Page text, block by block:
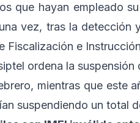
que hayan empleado
vez, tras la detección
Fiscalización e
ordena la
mientras que este
suspendiendo un total